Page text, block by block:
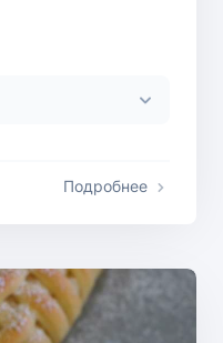
Подробнее